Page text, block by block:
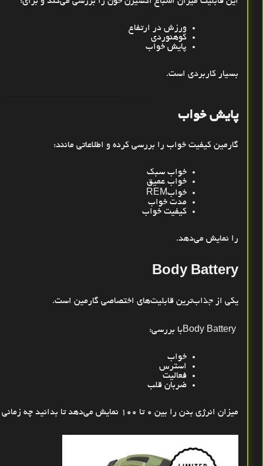
ورزش در ارتفاع
کوهنوردی
پایش خواب
بسیار کاربردی است.
پایش خواب
گارمین کیفیت خواب را بررسی کرده و اطلاعاتی مانند:
خواب سبک
خواب عمیق
خوابREM
مدت خواب
کیفیت خواب
را نمایش می‌دهد.
Body Battery
یکی از جذاب‌ترین قابلیت‌های اختصاصی گارمین است.
Body Batteryبا بررسی:
خواب
استرس
فعالیت
ضربان قلب
میزان انرژی بدن را بین ۰ تا ۱۰۰ نمایش می‌دهد تا بدانید چه